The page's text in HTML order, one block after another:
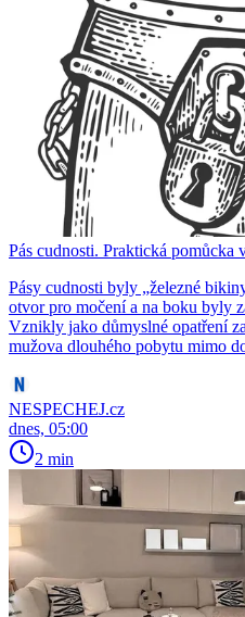
Pás cudnosti. Praktická pomůcka
Pásy cudnosti byly „železné
otvor pro močení a na boku byly
Vznikly jako důmyslné opatření
mužova dlouhého pobytu mimo
NESPECHEJ.cz
dnes, 05:00
2 min